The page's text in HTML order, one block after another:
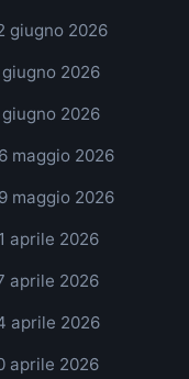
giugno 2026
2026
2026
maggio 2026
maggio 2026
aprile 2026
aprile 2026
aprile 2026
aprile 2026